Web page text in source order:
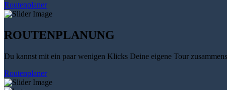
Routenplaner
ROUTENPLANUNG
Du kannst mit ein paar wenigen Klicks Deine eigene Tour
Routenplaner